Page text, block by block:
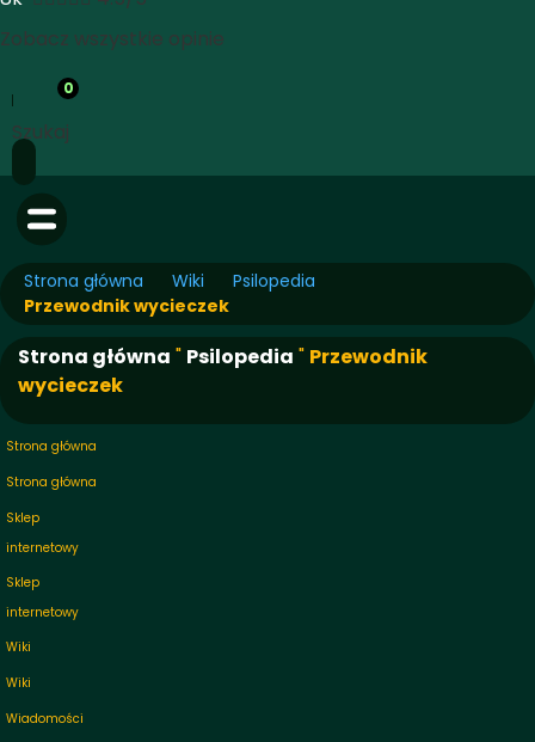
Zobacz wszystkie opinie
0
Szukaj
Strona główna Wiki
Psilopedia
Przewodnik wycieczek
Strona główna " Psilopedia " Przewodnik
wycieczek
Strona główna
Strona główna
Sklep
internetowy
Sklep
internetowy
Wiki
Wiki
Wiadomości